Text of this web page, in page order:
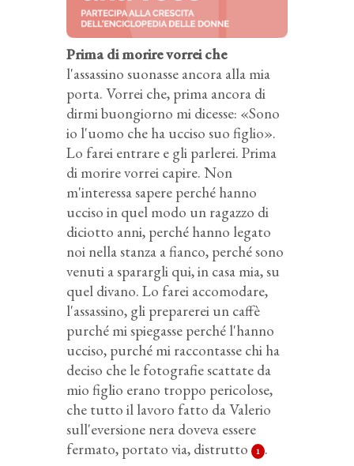
Prima di morire vorrei che
l'assassino suonasse ancora alla mia
porta. Vorrei che, prima ancora di
dirmi buongiorno mi dicesse: «Sono
io l'uomo che ha ucciso suo figlio».
Lo farei entrare e gli parlerei. Prima
di morire vorrei capire. Non
m'interessa sapere perché hanno
ucciso in quel modo un ragazzo di
diciotto anni, perché hanno legato
noi nella stanza a fianco, perché sono
venuti a sparargli qui, in casa mia, su
quel divano. Lo farei accomodare,
l'assassino, gli preparerei un caffè
purché mi spiegasse perché l'hanno
ucciso, purché mi raccontasse chi ha
deciso che le fotografie scattate da
mio figlio erano troppo pericolose,
che tutto il lavoro fatto da Valerio
sull'eversione nera doveva essere
fermato, portato via, distrutto
1 .